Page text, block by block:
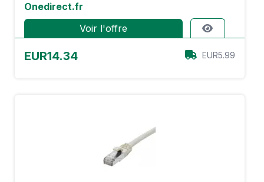
Onedirect.fr
Voir l'offre
EUR14.34 EUR5.99